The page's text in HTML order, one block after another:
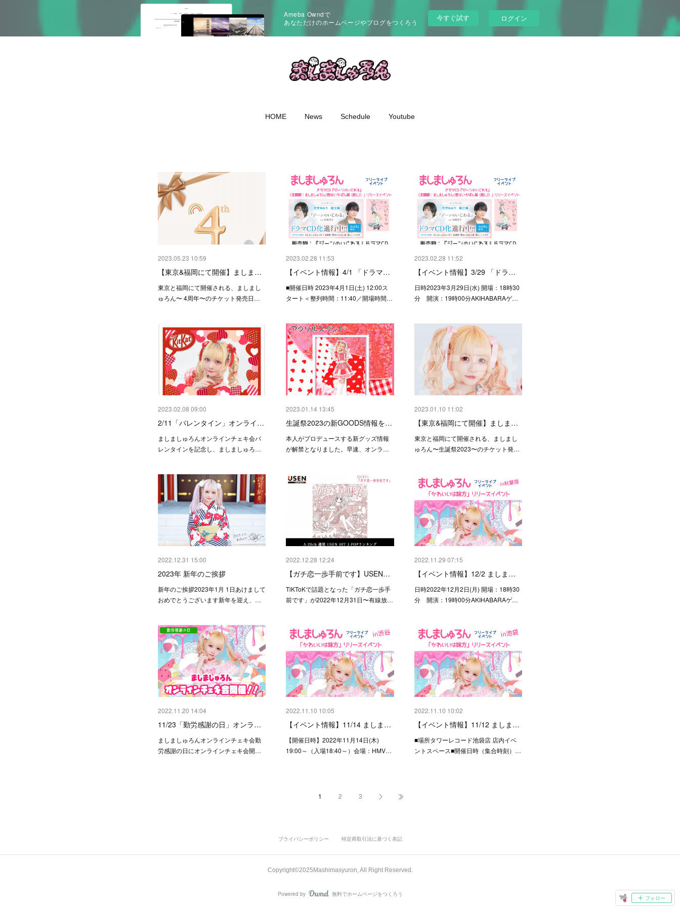
Ameba Owndで
あなただけのホームページやブログをつくろう
今すぐ試す ログイン
HOME News Schedule Youtube
2023.05.23 10:59
【東京&福岡にて開催】ましま…
東京と福岡にて開催される、ましまし
ゅろん〜 4周年〜のチケット発売日…
2023.02.28 11:53
【イベント情報】4/1 「ドラマ…
■開催日時 2023年4月1日(土) 12:00ス
タート＜整列時間：11:40／開場時間…
2023.02.28 11:52
【イベント情報】3/29 「ドラ…
日時2023年3月29日(水) 開場：18時30
分 開演：19時00分AKIHABARAゲ…
2023.02.08 09:00
2/11「バレンタイン」オンライ…
ましましゅろんオンラインチェキ会バ
レンタインを記念し、ましましゅろ…
2023.01.14 13:45
生誕祭2023の新GOODS情報を…
本人がプロデュースする新グッズ情報
が解禁となりました。早速、オンラ…
2023.01.10 11:02
【東京&福岡にて開催】ましま…
東京と福岡にて開催される、ましまし
ゅろん〜生誕祭2023〜のチケット発…
2022.12.31 15:00
2023年 新年のご挨拶
新年のご挨拶2023年1月 1日あけまして
おめでとうございます新年を迎え、…
2022.12.28 12:24
【ガチ恋一歩手前です】USEN…
TiKToKで話題となった「ガチ恋一歩手
前です」が2022年12月31日〜有線放…
2022.11.29 07:15
【イベント情報】12/2 ましま…
日時2022年12月2日(月) 開場：18時30
分 開演：19時00分AKIHABARAゲ…
2022.11.20 14:04
11/23「勤労感謝の日」オンラ…
ましましゅろんオンラインチェキ会勤
労感謝の日にオンラインチェキ会開…
2022.11.10 10:05
【イベント情報】11/14 ましま…
【開催日時】2022年11月14日(木)
19:00～（入場18:40～）会場：HMV…
2022.11.10 10:02
【イベント情報】11/12 ましま…
■場所タワーレコード池袋店 店内イベ
ントスペース■開催日時（集合時刻）…
1 2 3
フォロー
プライバシーポリシー 特定商取引法に基づく表記
Copyright©︎2025Mashimasyuron, All Right Reserved.
Powered by AmebaOwnd
無料でホームページをつくろう